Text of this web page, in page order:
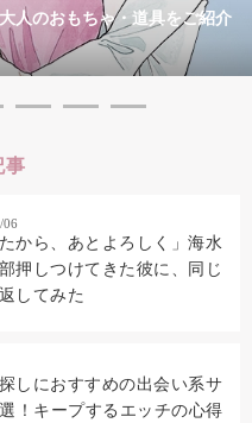
人のおもちゃ・道具をご紹介
事
06
たから、あとよろしく」海水
押しつけてきた彼に、同じ
してみた
しにおすすめの出会い系サ
！キープするエッチの心得